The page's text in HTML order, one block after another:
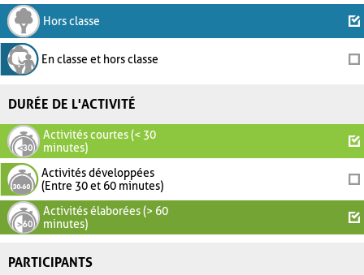
Hors classe
En classe et hors classe
DURÉE DE L'ACTIVITÉ
Activités courtes (< 30
minutes)
Activités développées
(Entre 30 et 60 minutes)
Activités élaborées (> 60
minutes)
PARTICIPANTS